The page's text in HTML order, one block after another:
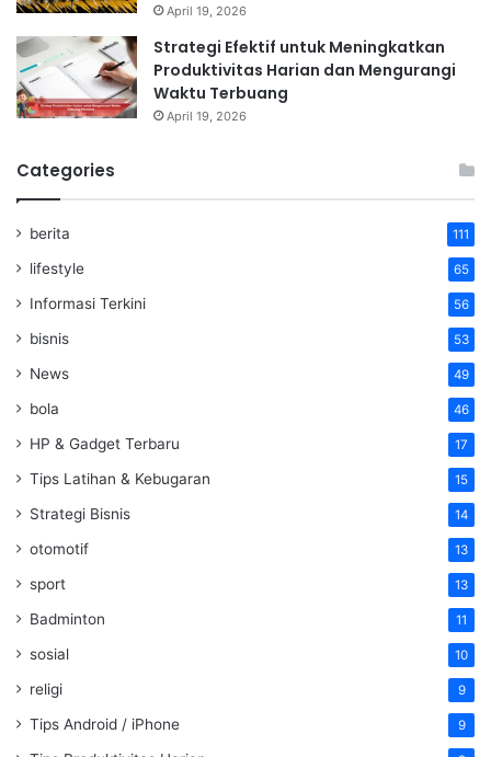
April 19, 2026
Strategi Efektif untuk Meningkatkan
Produktivitas Harian dan Mengurangi
Waktu Terbuang
April 19, 2026
Categories
berita 111
lifestyle 65
Informasi Terkini 56
bisnis 53
News 49
bola 46
HP & Gadget Terbaru 17
Tips Latihan & Kebugaran 15
Strategi Bisnis 14
otomotif 13
sport 13
Badminton 11
sosial 10
religi 9
Tips Android / iPhone 9